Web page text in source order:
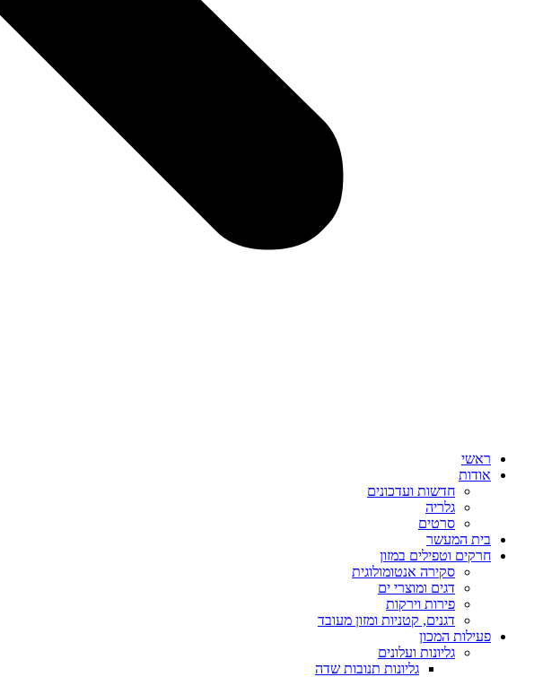
ראשי
אודות
חדשות ועדכונים
גלריה
סרטים
בית המעשר
חרקים וטפילים במזון
סקירה אנטומולוגית
דגים ומוצרי ים
פירות וירקות
דגנים, קטניות ומזון מעובד
פעילות המכון
גליונות ועלונים
גליונות תנובות שדה